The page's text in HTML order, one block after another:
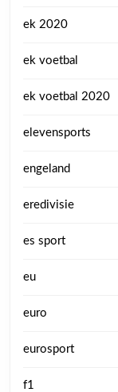
ek 2020
ek voetbal
ek voetbal 2020
elevensports
engeland
eredivisie
es sport
eu
euro
eurosport
f1